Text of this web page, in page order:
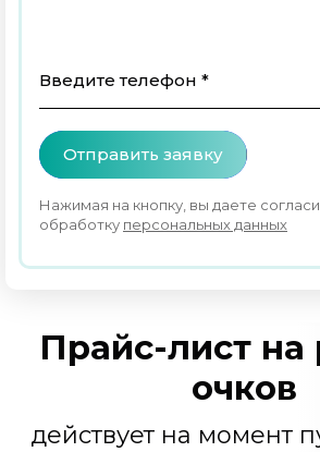
Введите телефон *
Отправить заявку
Нажимая на кнопку, вы даете
обработку персональных данных
Прайс-лист на
очков
действует на момент